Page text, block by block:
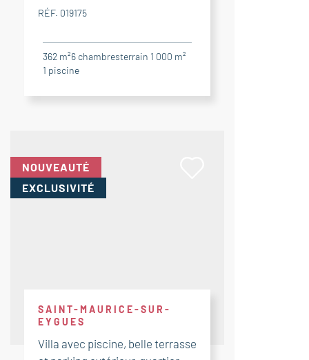
RÉF. 019175
362 m²6 chambresterrain 1 000 m²
1 piscine
NOUVEAUTÉ
EXCLUSIVITÉ
SAINT-MAURICE-SUR-
EYGUES
Villa avec piscine, belle terrasse